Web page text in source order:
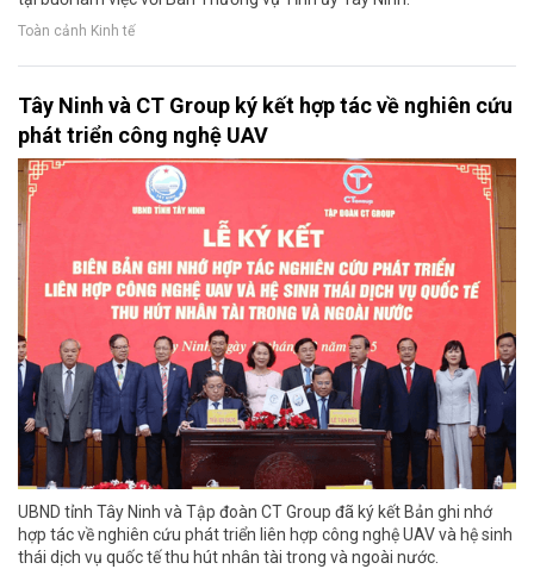
Toàn cảnh Kinh tế
Tây Ninh và CT Group ký kết hợp tác về nghiên cứu
phát triển công nghệ UAV
UBND tỉnh Tây Ninh và Tập đoàn CT Group đã ký kết Bản ghi nhớ
hợp tác về nghiên cứu phát triển liên hợp công nghệ UAV và hệ sinh
thái dịch vụ quốc tế thu hút nhân tài trong và ngoài nước.